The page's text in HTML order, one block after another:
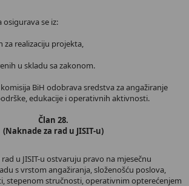
osigurava se iz:
za realizaciju projekta,
u skladu sa zakonom.
BiH odobrava sredstva za angažiranje
edukacije i operativnih aktivnosti.
Član 28.
(Naknade za rad u JISIT-u)
u JISIT-u ostvaruju pravo na mjesečnu
s vrstom angažiranja, složenošću poslova,
stepenom stručnosti, operativnim opterećenjem